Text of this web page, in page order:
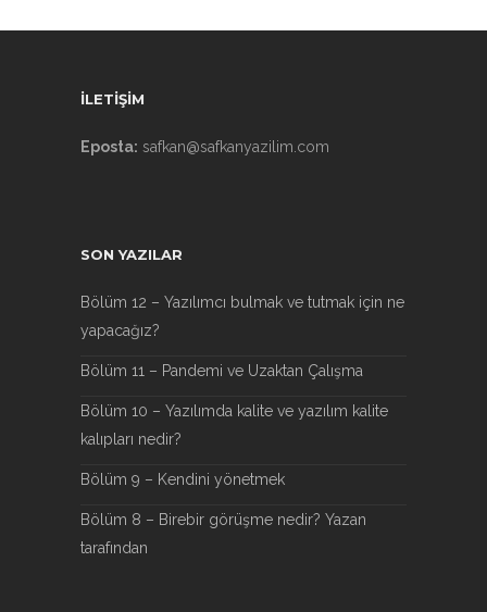
İLETİŞİM
Eposta: safkan@safkanyazilim.com
SON YAZILAR
Bölüm 12 – Yazılımcı bulmak ve tutmak için ne
yapacağız?
Bölüm 11 – Pandemi ve Uzaktan Çalışma
Bölüm 10 – Yazılımda kalite ve yazılım kalite
kalıpları nedir?
Bölüm 9 – Kendini yönetmek
Bölüm 8 – Birebir görüşme nedir? Yazan
tarafından